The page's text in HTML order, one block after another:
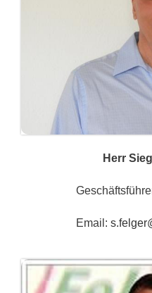
Herr
Email: